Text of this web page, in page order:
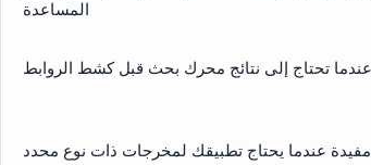
المساعدة
تحتاج إلى نتائج محرك بحث قبل كشط الروابط
مفيدة عندما يحتاج تطبيقك لمخرجات ذات نوع محدد (Typed)،